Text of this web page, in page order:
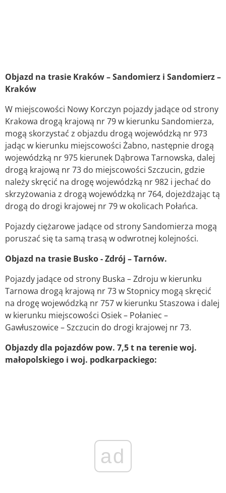
Objazd na trasie Kraków – Sandomierz i Sandomierz –
Kraków
W miejscowości Nowy Korczyn pojazdy jadące od strony
Krakowa drogą krajową nr 79 w kierunku Sandomierza,
mogą skorzystać z objazdu drogą wojewódzką nr 973
jadąc w kierunku miejscowości Żabno, następnie drogą
wojewódzką nr 975 kierunek Dąbrowa Tarnowska, dalej
drogą krajową nr 73 do miejscowości Szczucin, gdzie
należy skręcić na drogę wojewódzką nr 982 i jechać do
skrzyżowania z drogą wojewódzką nr 764, dojeżdżając tą
drogą do drogi krajowej nr 79 w okolicach Połańca.
Pojazdy ciężarowe jadące od strony Sandomierza mogą
poruszać się ta samą trasą w odwrotnej kolejności.
Objazd na trasie Busko - Zdrój – Tarnów.
Pojazdy jadące od strony Buska – Zdroju w kierunku
Tarnowa drogą krajową nr 73 w Stopnicy mogą skręcić
na drogę wojewódzką nr 757 w kierunku Staszowa i dalej
w kierunku miejscowości Osiek – Połaniec –
Gawłuszowice – Szczucin do drogi krajowej nr 73.
Objazdy dla pojazdów pow. 7,5 t na terenie woj.
małopolskiego i woj. podkarpackiego:
ad